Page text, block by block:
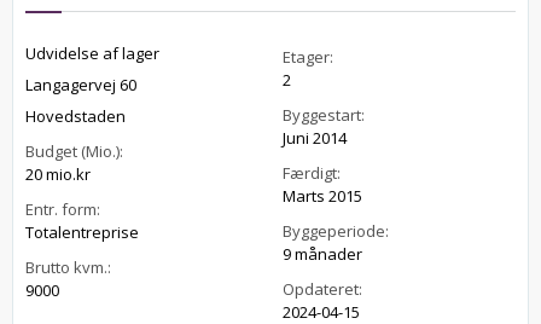
Udvidelse af lager
Langagervej 60
Hovedstaden
Budget (Mio.):
20 mio.kr
Entr. form:
Totalentreprise
Brutto kvm.:
9000
Etager:
2
Byggestart:
Juni 2014
Færdigt:
Marts 2015
Byggeperiode:
9 månader
Opdateret:
2024-04-15